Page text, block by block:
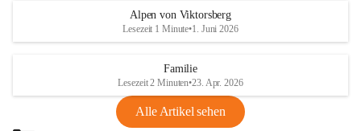
Alpen von Viktorsberg
Lesezeit 1 Minute•1. Juni 2026
Familie
Lesezeit 2 Minuten•23. Apr. 2026
Alle Artikel sehen